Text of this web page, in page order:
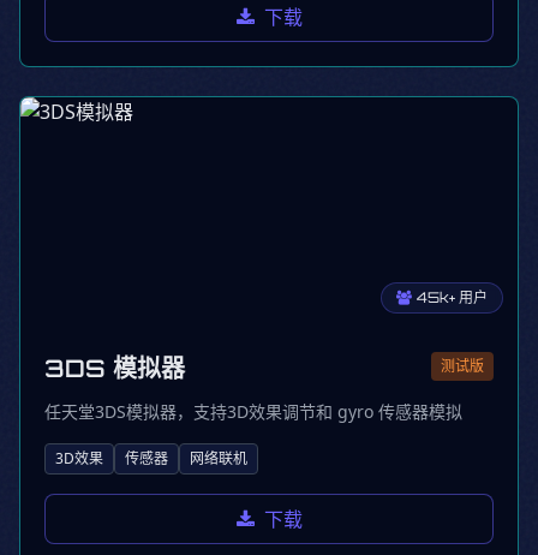
下载
45k+ 用户
3DS 模拟器 测试版
任天堂3DS模拟器，支持3D效果调节和 gyro 传感器模拟
3D效果 传感器 网络联机
下载